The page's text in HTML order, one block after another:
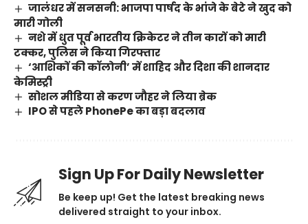
जालंधर में सनसनी: भाजपा पार्षद के भांजे के बेटे ने खुद को
मारी गोली
नशे में धुत पूर्व भारतीय क्रिकेटर ने तीन कारों को मारी
टक्कर, पुलिस ने किया गिरफ्तार
‘आशिकों की कॉलोनी’ में शाहिद और दिशा की शानदार
केमिस्ट्री
सोशल मीडिया से करण जौहर ने लिया ब्रेक
IPO से पहले PhonePe का बड़ा बदलाव
Sign Up For Daily Newsletter
Be keep up! Get the latest breaking news
delivered straight to your inbox.